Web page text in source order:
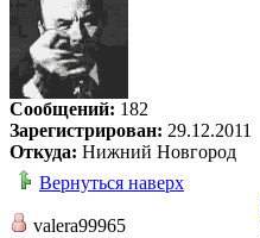
Сообщений: 182
Зарегистрирован: 29.12.2011
Откуда: Нижний Новгород
Вернуться наверх
valera99965